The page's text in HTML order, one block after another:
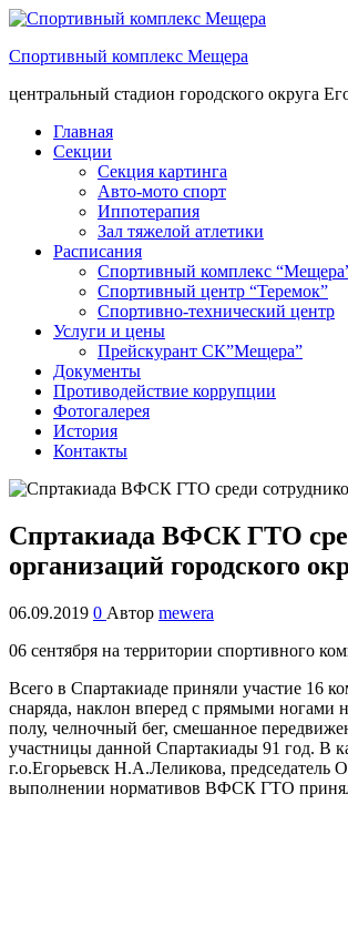
Спортивный комплекс Мещера
центральный стадион городского округа
Главная
Секции
Секция картинга
Авто-мото спорт
Иппотерапия
Зал тяжелой атлетики
Расписания
Спортивный комплекс
Спортивный центр “Теремок”
Спортивно-технический центр
Услуги и цены
Прейскурант СК”Мещера”
Документы
Противодействие коррупции
Фотогалерея
История
Контакты
Спртакиада ВФСК ГТО
организаций городского
06.09.2019 0 Автор mewera
06 сентября на территории спортивного
Всего в Спартакиаде приняли участие 16
снаряда, наклон вперед с прямыми ногами
полу, челночный бег, смешанное
участницы данной Спартакиады 91 год. В
г.о.Егорьевск Н.А.Леликова,
выполнении нормативов ВФСК ГТО